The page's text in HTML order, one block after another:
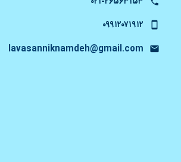
۰۹۹۱۲۰۷۱۹۱۲
lavasanniknamdeh@gmail.com